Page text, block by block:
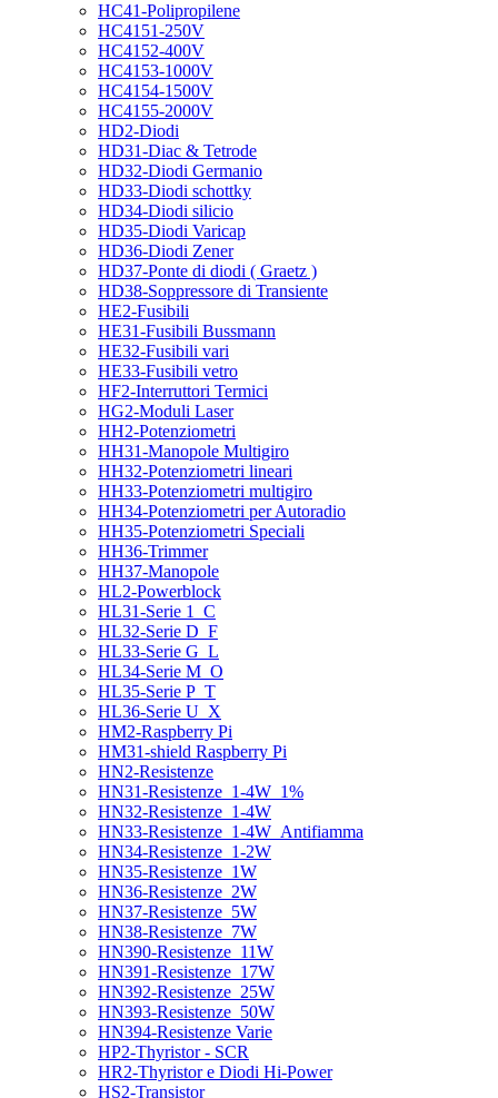
HC41-Polipropilene
HC4151-250V
HC4152-400V
HC4153-1000V
HC4154-1500V
HC4155-2000V
HD2-Diodi
HD31-Diac & Tetrode
HD32-Diodi Germanio
HD33-Diodi schottky
HD34-Diodi silicio
HD35-Diodi Varicap
HD36-Diodi Zener
HD37-Ponte di diodi ( Graetz )
HD38-Soppressore di Transiente
HE2-Fusibili
HE31-Fusibili Bussmann
HE32-Fusibili vari
HE33-Fusibili vetro
HF2-Interruttori Termici
HG2-Moduli Laser
HH2-Potenziometri
HH31-Manopole Multigiro
HH32-Potenziometri lineari
HH33-Potenziometri multigiro
HH34-Potenziometri per Autoradio
HH35-Potenziometri Speciali
HH36-Trimmer
HH37-Manopole
HL2-Powerblock
HL31-Serie 1_C
HL32-Serie D_F
HL33-Serie G_L
HL34-Serie M_O
HL35-Serie P_T
HL36-Serie U_X
HM2-Raspberry Pi
HM31-shield Raspberry Pi
HN2-Resistenze
HN31-Resistenze_1-4W_1%
HN32-Resistenze_1-4W
HN33-Resistenze_1-4W_Antifiamma
HN34-Resistenze_1-2W
HN35-Resistenze_1W
HN36-Resistenze_2W
HN37-Resistenze_5W
HN38-Resistenze_7W
HN390-Resistenze_11W
HN391-Resistenze_17W
HN392-Resistenze_25W
HN393-Resistenze_50W
HN394-Resistenze Varie
HP2-Thyristor - SCR
HR2-Thyristor e Diodi Hi-Power
HS2-Transistor